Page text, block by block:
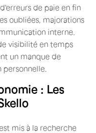
de paie en fin
oubliées, majorations
interne.
visibilité en temps
un manque de
: Les
mis à la recherche